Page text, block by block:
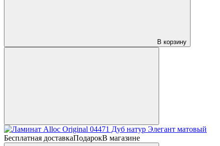
В корзину
Бесплатная доставкаПодарокВ магазине